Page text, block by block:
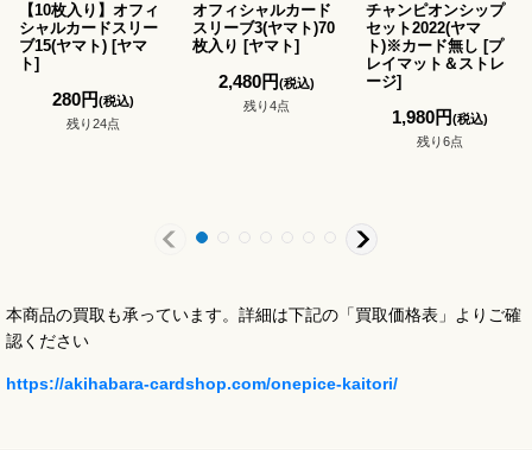
【10枚入り】オフィ
シャルカードスリー
ブ15(ヤマト) [ヤマ
ト]
280円(税込)
残り24点
オフィシャルカード
スリーブ3(ヤマト)70
枚入り [ヤマト]
2,480円(税込)
残り4点
チャンピオンシップ
セット2022(ヤマ
ト)※カード無し [プ
レイマット＆ストレ
ージ]
1,980円(税込)
残り6点
本商品の買取も承っています。詳細は下記の「買取価格表」よりご確
認ください
https://akihabara-cardshop.com/onepice-kaitori/